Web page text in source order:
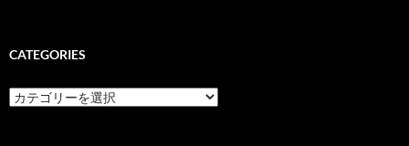
CATEGORIES
categories